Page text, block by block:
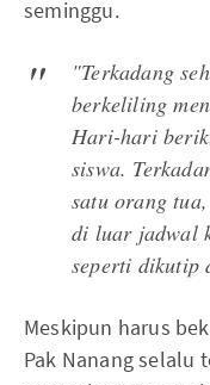
seminggu.
"Terkadang
berkeliling
Hari-hari
siswa.
satu orang
di luar jadwal
seperti dikutip
Meskipun harus
Pak Nanang selalu